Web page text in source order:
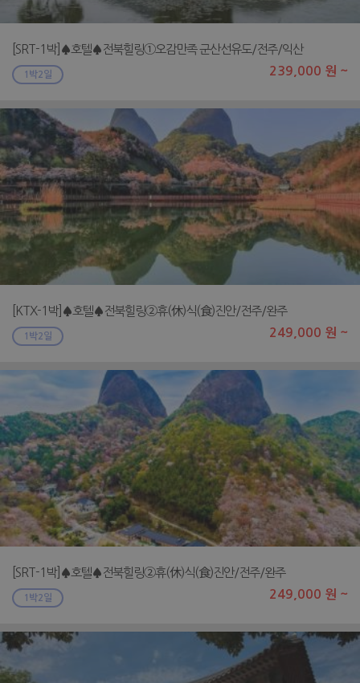
[SRT-1박]♠호텔♠전북힐링①오감만족 군산선유도/전주/익산
1박2일 239,000 원 ~
[KTX-1박]♠호텔♠전북힐링②휴(休)식(食)진안/전주/완주
1박2일 249,000 원 ~
[SRT-1박]♠호텔♠전북힐링②휴(休)식(食)진안/전주/완주
1박2일 249,000 원 ~